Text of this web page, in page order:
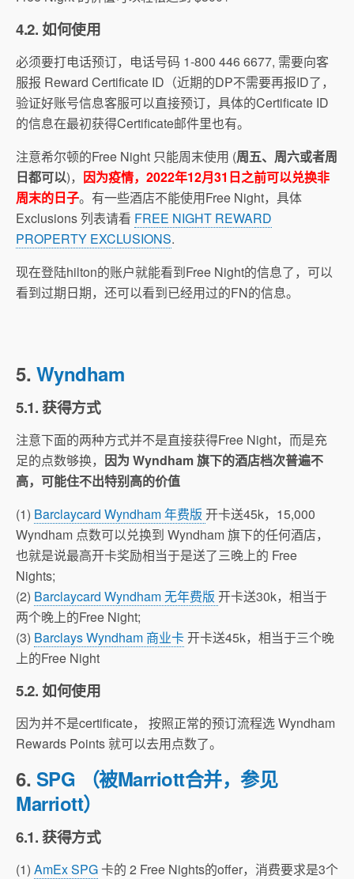
4.2. 如何使用
必须要打电话预订，电话号码 1-800 446 6677, 需要向客
服报 Reward Certificate ID（近期的DP不需要再报ID了，
验证好账号信息客服可以直接预订，具体的Certificate ID
的信息在最初获得Certificate邮件里也有。
注意希尔顿的Free Night 只能周末使用 (周五、周六或者周
日都可以)， 因为疫情，2022年12月31日之前可以兑换非
周末的日子。有一些酒店不能使用Free Night，具体
Exclusions 列表请看 FREE NIGHT REWARD
PROPERTY EXCLUSIONS.
现在登陆hilton的账户就能看到Free Night的信息了，可以
看到过期日期，还可以看到已经用过的FN的信息。
5. Wyndham
5.1. 获得方式
注意下面的两种方式并不是直接获得Free Night，而是充
足的点数够换， 因为 Wyndham 旗下的酒店档次普遍不
高，可能住不出特别高的价值
(1) Barclaycard Wyndham 年费版 开卡送45k，15,000
Wyndham 点数可以兑换到 Wyndham 旗下的任何酒店，
也就是说最高开卡奖励相当于是送了三晚上的 Free
Nights;
(2) Barclaycard Wyndham 无年费版 开卡送30k，相当于
两个晚上的Free Night;
(3) Barclays Wyndham 商业卡开卡送45k，相当于三个晚
上的Free Night
5.2. 如何使用
因为并不是certificate， 按照正常的预订流程选 Wyndham
Rewards Points 就可以去用点数了。
6. SPG （被Marriott合并，参见
Marriott）
6.1. 获得方式
(1) AmEx SPG卡的 2 Free Nights的offer，消费要求是3个